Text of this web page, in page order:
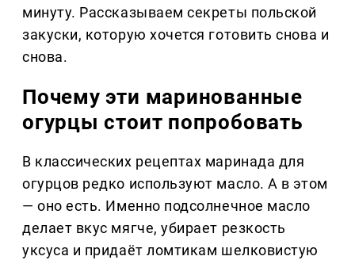
минуту. Рассказываем секреты польской
закуски, которую хочется готовить снова и
снова.
Почему эти маринованные
огурцы стоит попробовать
В классических рецептах маринада для
огурцов редко используют масло. А в этом
— оно есть. Именно подсолнечное масло
делает вкус мягче, убирает резкость
уксуса и придаёт ломтикам шелковистую